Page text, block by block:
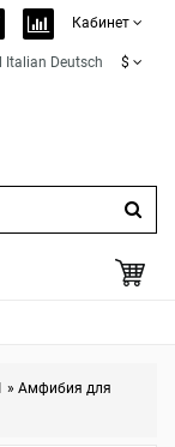
Кабинет
Italian Deutsch $
» Амфибия для